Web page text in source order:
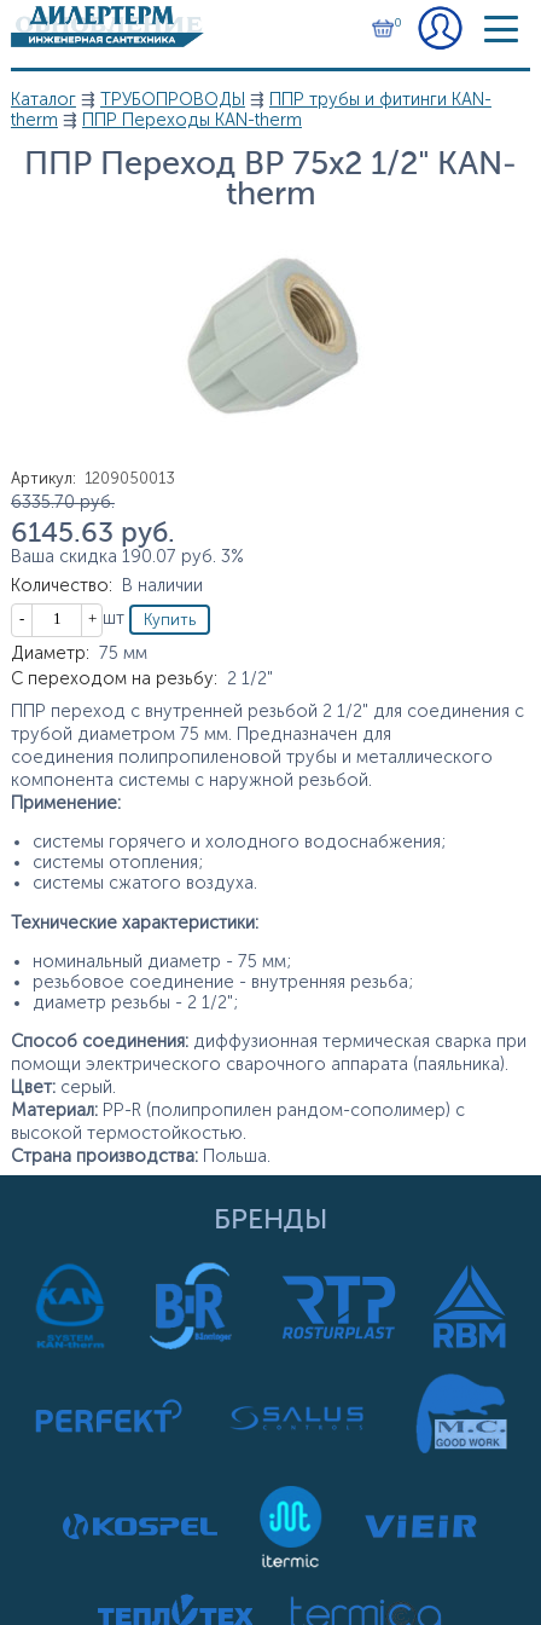
Перейти к основному содержанию
0
Вы здесь
Каталог⇶ ТРУБОПРОВОДЫ ⇶ ППР трубы и фитинги KAN-
therm ⇶ ППР Переходы KAN-therm
ППР Переход ВР 75х2 1/2" KAN-
therm
Артикул: 1209050013
Цена
6 335.70 руб.
6 145.63 руб.
Ваша скидка 190.07 руб. 3%
Количество:
В наличии
Кол-во
шт
Характеристики
Диаметр: 75 мм
С переходом на резьбу: 2 1/2"
ППР переход с внутренней резьбой 2 1/2" для соединения с
трубой диаметром 75 мм. Предназначен для
соединения полипропиленовой трубы и металлического
компонента системы с наружной резьбой.
Применение:
системы горячего и холодного водоснабжения;
системы отопления;
системы сжатого воздуха.
Технические характеристики:
номинальный диаметр - 75 мм;
резьбовое соединение - внутренняя резьба;
диаметр резьбы - 2 1/2";
Способ соединения:диффузионная термическая сварка при
помощи электрического сварочного аппарата (паяльника).
Цвет:серый.
Материал:PP-R (полипропилен рандом-сополимер) с
высокой термостойкостью.
Страна производства:Польша.
БРЕНДЫ